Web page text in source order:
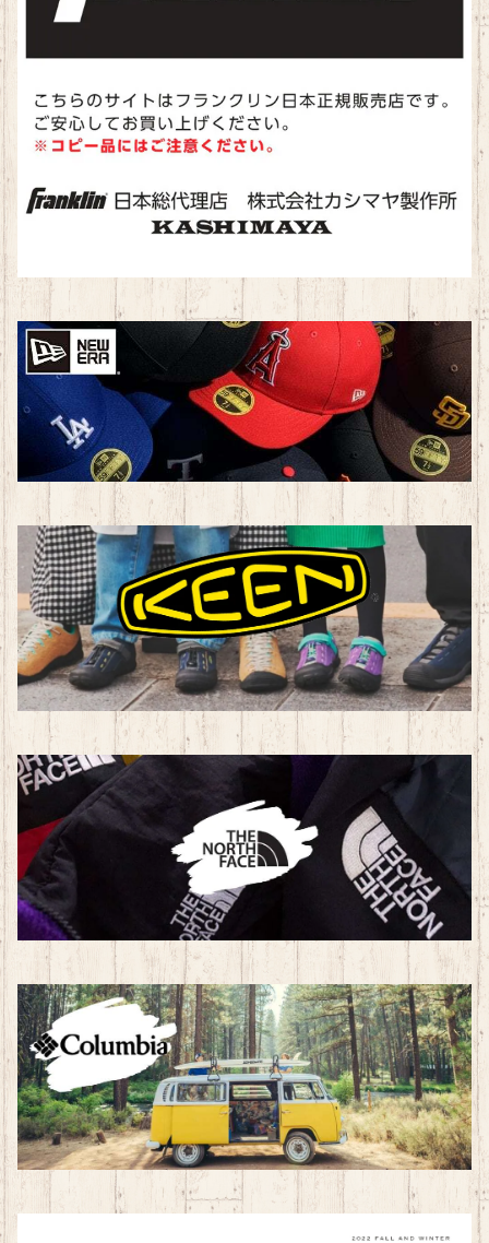
ラグビー
パークゴルフ
カジュアル・アウトドア
子ども用品
その他
バドミントン
卓球
新体操
トレーニングシューズ
トレーニングウェア（ユニセックス）
トレーニングウェア（レディース）
カジュアル・アウトドア用品
子ども用品
BAG
帽子
その他